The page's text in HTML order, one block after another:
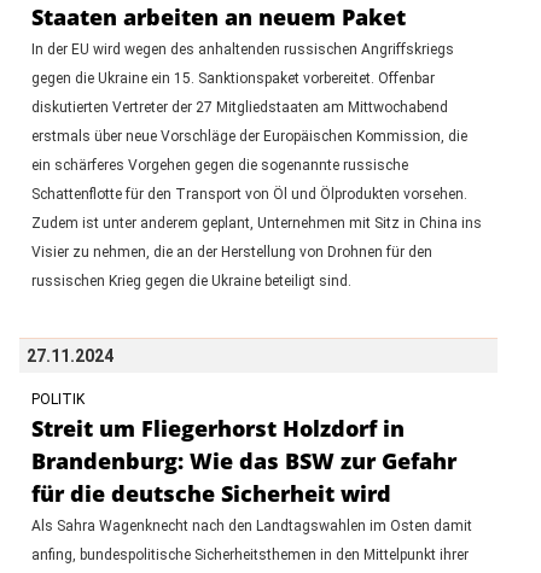
Staaten arbeiten an neuem Paket
In der EU wird wegen des anhaltenden russischen Angriffskriegs
gegen die Ukraine ein 15. Sanktionspaket vorbereitet. Offenbar
diskutierten Vertreter der 27 Mitgliedstaaten am Mittwochabend
erstmals über neue Vorschläge der Europäischen Kommission, die
ein schärferes Vorgehen gegen die sogenannte russische
Schattenflotte für den Transport von Öl und Ölprodukten vorsehen.
Zudem ist unter anderem geplant, Unternehmen mit Sitz in China ins
Visier zu nehmen, die an der Herstellung von Drohnen für den
russischen Krieg gegen die Ukraine beteiligt sind.
27.11.2024
POLITIK
Streit um Fliegerhorst Holzdorf in
Brandenburg: Wie das BSW zur Gefahr
für die deutsche Sicherheit wird
Als Sahra Wagenknecht nach den Landtagswahlen im Osten damit
anfing, bundespolitische Sicherheitsthemen in den Mittelpunkt ihrer